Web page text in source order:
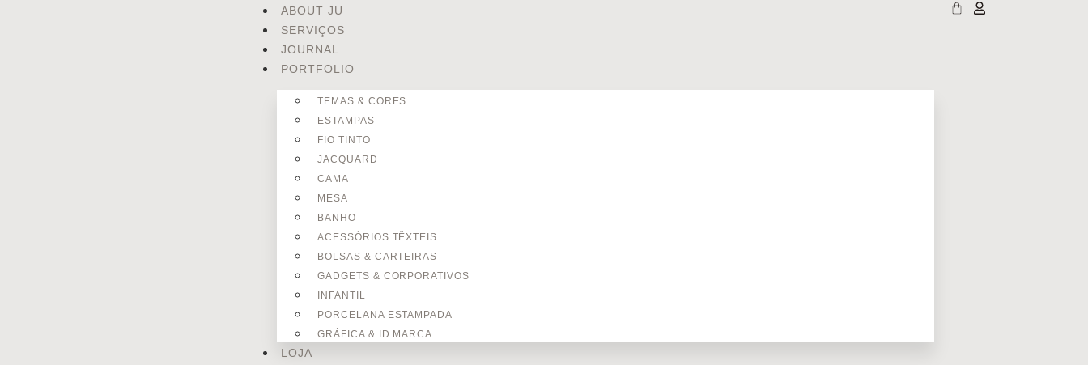
ABOUT JU
SERVIÇOS
JOURNAL
PORTFOLIO
TEMAS & CORES
ESTAMPAS
FIO TINTO
JACQUARD
CAMA
MESA
BANHO
ACESSÓRIOS TÊXTEIS
BOLSAS & CARTEIRAS
GADGETS & CORPORATIVOS
INFANTIL
PORCELANA ESTAMPADA
GRÁFICA & ID MARCA
LOJA